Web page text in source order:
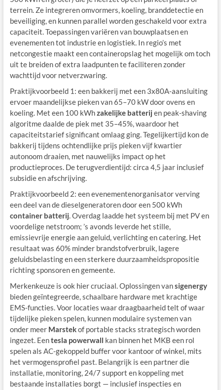
terrein. Ze integreren omvormers, koeling, branddetectie en
beveiliging, en kunnen parallel worden geschakeld voor extra
capaciteit. Toepassingen variëren van bouwplaatsen en
evenementen tot industrie en logistiek. In regio’s met
netcongestie maakt een containeropslag het mogelijk om toch
uit te breiden of extra laadpunten te faciliteren zonder
wachttijd voor netverzwaring.
Praktijkvoorbeeld 1: een bakkerij met een 3x80A‑aansluiting
ervoer maandelijkse pieken van 65–70 kW door ovens en
koeling. Met een 100 kWhzakelijke batterij en peak‑shaving
algoritme daalde de piek met 35–45%, waardoor het
capaciteitstarief significant omlaag ging. Tegelijkertijd kon de
bakkerij tijdens ochtendlijke prijs pieken vijf kwartier
autonoom draaien, met nauwelijks impact op het
productieproces. De terugverdientijd: circa 4,5 jaar inclusief
subsidie en afschrijving.
Praktijkvoorbeeld 2: een evenementenorganisator verving
een deel van de dieselgeneratoren door een 500 kWh
container batterij. Overdag laadde het systeem bij met PV en
voordelige netstroom; ’s avonds leverde het stille,
emissievrije energie aan geluid, verlichting en catering. Het
resultaat was 60% minder brandstofverbruik, lagere
geluidsbelasting en een sterkere duurzaamheidspropositie
richting sponsoren en gemeente.
Merkenkeuze is ook hier cruciaal. Oplossingen vansigenergy
bieden geïntegreerde, schaalbare hardware met krachtige
EMS‑functies. Voor locaties waar draagbaarheid telt of waar
tijdelijke pieken spelen, kunnen modulaire systemen van
onder meer Marstekof portable stacks strategisch worden
ingezet. Eentesla powerwall kan binnen het MKB een rol
spelen als AC‑gekoppeld buffer voor kantoor of winkel, mits
het vermogensprofiel past. Belangrijk is een partner die
installatie, monitoring, 24/7 support en koppeling met
bestaande installaties borgt — inclusief inspecties en